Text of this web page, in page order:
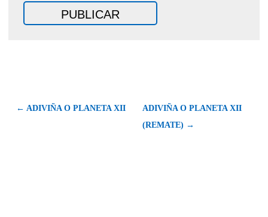
← ADIVIÑA O PLANETA XII
ADIVIÑA O PLANETA XII
(REMATE) →